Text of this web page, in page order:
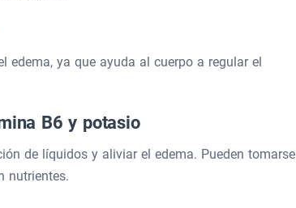
edema, ya que ayuda al cuerpo a regular el
B6 y potasio
de líquidos y aliviar el edema. Pueden tomarse
nutrientes.